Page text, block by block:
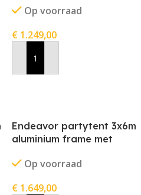
Op voorraad
€ 1.249,00
In Winkelwagen
Endeavor partytent 3x6m
aluminium frame met
Op voorraad
€ 1.649,00